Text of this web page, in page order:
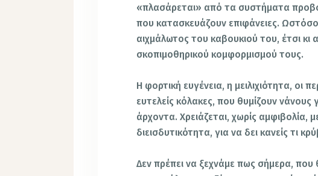
«πλασάρεται» από τα συστήματα
που κατασκευάζουν επιφάνειες.
αιχμάλωτος του καβουκιού του, έτσι κι
σκοπιμοθηρικού κομφορμισμού τους.
Η φορτική ευγένεια, η μειλιχιότητα, οι
ευτελείς κόλακες, που θυμίζουν νάνους
άρχοντα. Χρειάζεται, χωρίς αμφιβολία,
διεισδυτικότητα, για να δει κανείς τι
Δεν πρέπει να ξεχνάμε πως σήμερα, που